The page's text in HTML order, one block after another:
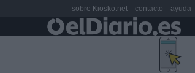
sobre Kiosko.net contacto ayuda